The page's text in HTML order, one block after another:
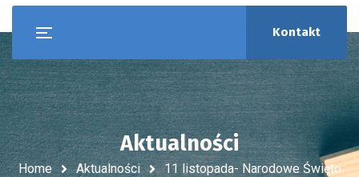
Kontakt
Aktualności
Home Aktualności
11 listopada- Narodowe Święto